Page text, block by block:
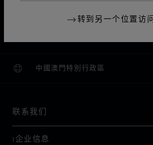
转到另一个位置访问
查找精品店 所有店铺 欧洲
中國澳門特別行政區
本地化（更改国家/地区）
更改国家/地区
联系我们
I企业信息